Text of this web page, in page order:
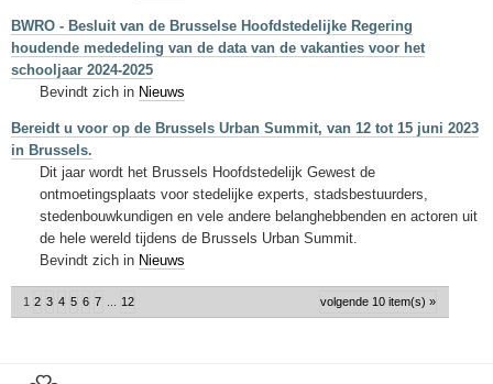
BWRO - Besluit van de Brusselse Hoofdstedelijke Regering
houdende mededeling van de data van de vakanties voor het
schooljaar 2024-2025
Bevindt zich in Nieuws
Bereidt u voor op de Brussels Urban Summit, van 12 tot 15 juni 2023
in Brussels.
Dit jaar wordt het Brussels Hoofdstedelijk Gewest de
ontmoetingsplaats voor stedelijke experts, stadsbestuurders,
stedenbouwkundigen en vele andere belanghebbenden en actoren uit
de hele wereld tijdens de Brussels Urban Summit.
Bevindt zich in Nieuws
volgende 10 item(s) »
1 2 3 4 5 6 7 12